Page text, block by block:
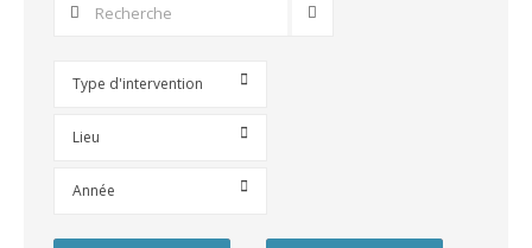
Type d'intervention
Lieu
Année